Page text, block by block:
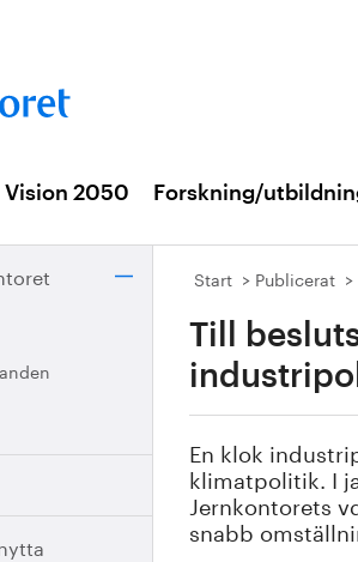
Vision 2050 Forskning/
Start Publicerat
Till
En klok
klimatpolitik. I
Jernkontorets
snabb